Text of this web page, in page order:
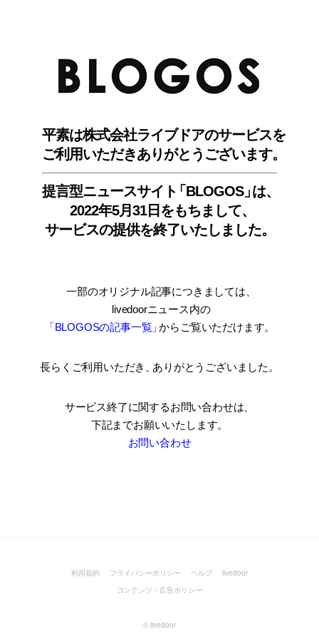
平素は株式会社ライブドアのサービスを
ご利用いただきありがとうございます。
提言型ニュースサイ ト「BLOGOS」は、
2022年5月31日をもちまして、
サービスの提供を終了いたしました。
一部のオリジナル記事につきましては
livedoorニュース内の
「BLOGOSの記事一覧」からご覧いただけます。
長らくご利用いただき ありがとうございました。
サービス終了に関するお問い合わせは、
下記までお願いいたします。
お問い合わせ
利用規約 プライバシーポリシー ヘルプ
livedoor
コンテンツ・広告ポリシー
© livedoor